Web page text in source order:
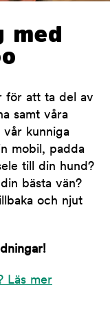
med
för att ta del av
samt våra
kunniga
mobil, padda
till din hund?
bästa vän?
och njut
Läs mer